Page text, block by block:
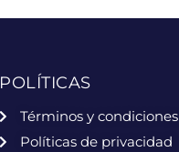
POLÍTICAS
Términos y condiciones
Políticas de privacidad